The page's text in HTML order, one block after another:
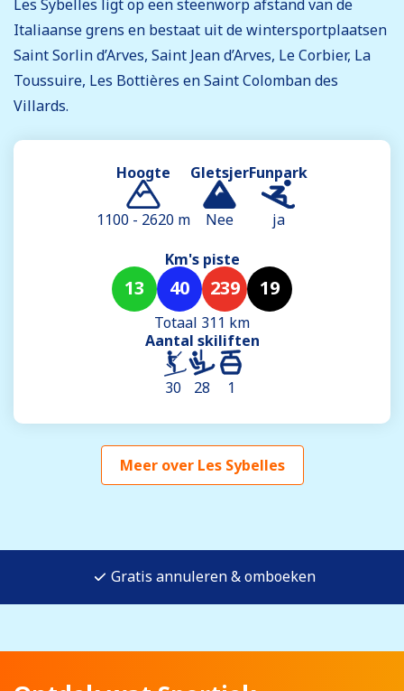
Les Sybelles ligt op een steenworp afstand van de
Italiaanse grens en bestaat uit de wintersportplaatsen
Saint Sorlin d’Arves, Saint Jean d’Arves, Le Corbier, La
Toussuire, Les Bottières en Saint Colomban des
Villards.
Hoogte
1100 - 2620 m
Gletsjer
Nee
Funpark
ja
Km's piste
13 40 239 19
Totaal 311 km
Aantal skiliften
30 28 1
Meer over Les Sybelles
Gratis annuleren & omboeken